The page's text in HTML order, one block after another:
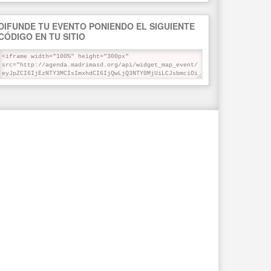
TU EVENTO PONIENDO EL SIGUIENTE
EN TU SITIO